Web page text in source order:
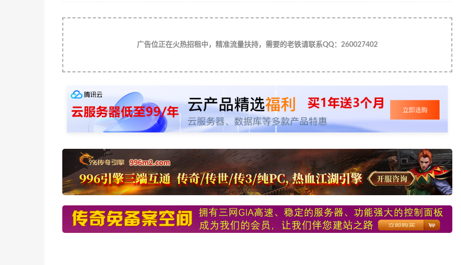
广告位正在火热招租中，精准流量扶持，需要的老铁请联系QQ：260027402